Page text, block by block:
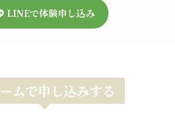
LINEで体験申し込み
ムで申し込みする